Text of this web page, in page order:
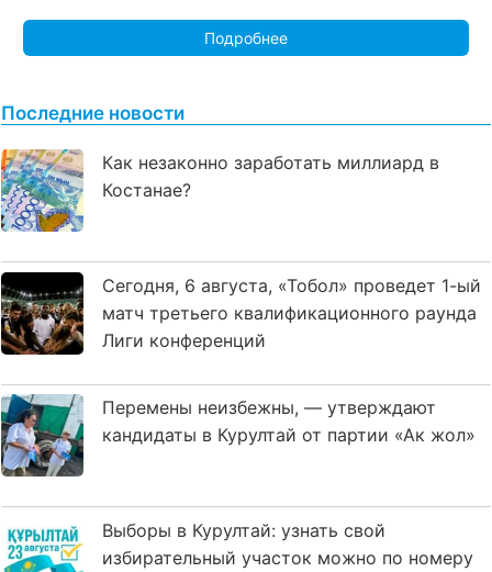
Подробнее
Последние новости
Как незаконно заработать миллиард в
Костанае?
Сегодня, 6 августа, «Тобол» проведет 1-ый
матч третьего квалификационного раунда
Лиги конференций
Перемены неизбежны, — утверждают
кандидаты в Курултай от партии «Ак жол»
Выборы в Курултай: узнать свой
избирательный участок можно по номеру